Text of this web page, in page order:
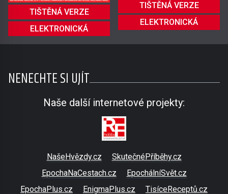
TIŠTĚNÁ VERZE
ELEKTRONICKÁ
TIŠTĚNÁ VERZE
ELEKTRONICKÁ
NENECHTE SI UJÍT
Naše další internetové projekty:
NašeHvězdy.cz
SkutečnéPříběhy.cz
EpochaNaCestach.cz
EpochálníSvět.cz
EpochaPlus.cz
EnigmaPlus.cz TisíceReceptů.cz